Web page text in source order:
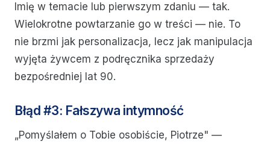
Imię w temacie lub pierwszym zdaniu — tak.
Wielokrotne powtarzanie go w treści — nie. To
nie brzmi jak personalizacja, lecz jak manipulacja
wyjęta żywcem z podręcznika sprzedaży
bezpośredniej lat 90.
Błąd #3: Fałszywa intymność
„Pomyślałem o Tobie osobiście, Piotrze" —